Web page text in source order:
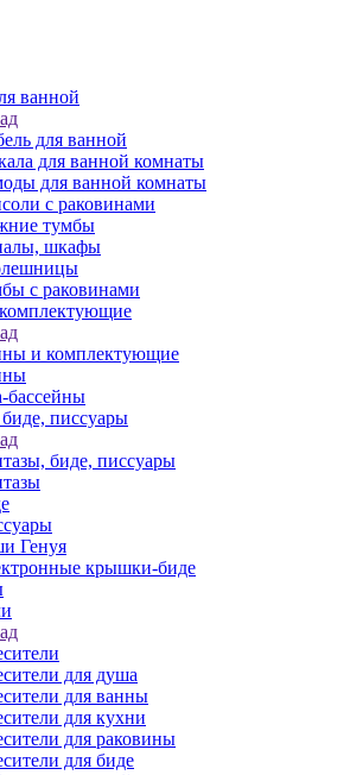
ванной
для ванной
для ванной комнаты
для ванной комнаты
с раковинами
тумбы
шкафы
с раковинами
и комплектующие
бассейны
писсуары
биде, писсуары
Генуя
крышки-биде
для душа
для ванны
для кухни
для раковины
для биде